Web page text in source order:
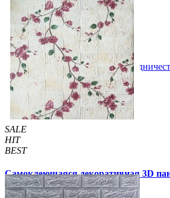
79 грн/шт 140 грн/шт
Купить В закладки
SALE
HIT
BEST
Самоклеющаяся декоративная 3D
сакура 700x770x3мм (6234-3)